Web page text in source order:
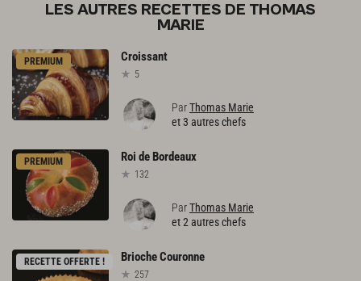
LES AUTRES RECETTES DE THOMAS
MARIE
PREMIUM Croissant
5
ParThomas Marie
et 3 autres chefs
PREMIUM Roi de Bordeaux
132
ParThomas Marie
et 2 autres chefs
RECETTE OFFERTE ! BriocheCouronne
257